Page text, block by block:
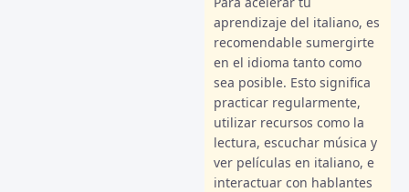
aprendizaje del italiano, es
recomendable sumergirte
en el idioma tanto como
sea posible. Esto significa
practicar regularmente,
utilizar recursos como la
lectura, escuchar música y
ver películas en italiano, e
interactuar con hablantes